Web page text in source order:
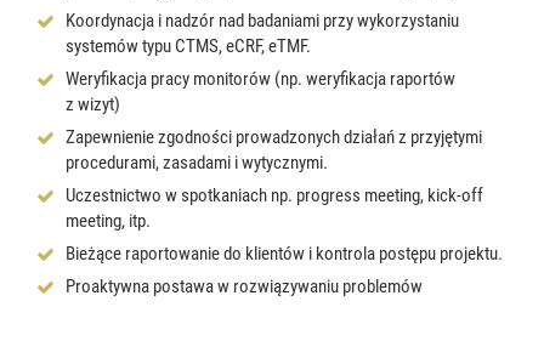
Koordynacja i nadzór nad badaniami przy wykorzystaniu
systemów typu CTMS, eCRF, eTMF.
Weryfikacja pracy monitorów (np. weryfikacja raportów
z wizyt)
Zapewnienie zgodności prowadzonych działań z przyjętymi
procedurami, zasadami i wytycznymi.
Uczestnictwo w spotkaniach np. progress meeting, kick-off
meeting, itp.
Bieżące raportowanie do klientów i kontrola postępu projektu.
Proaktywna postawa w rozwiązywaniu problemów